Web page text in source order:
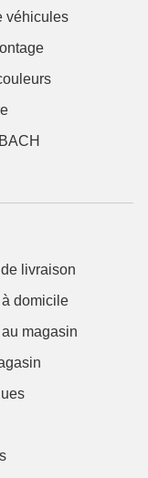
véhicules
livraison
domicile
magasin